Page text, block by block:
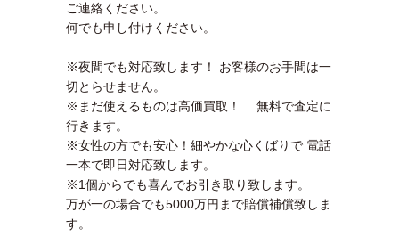
ご連絡ください。
何でも申し付けください。
※夜間でも対応致します！ お客様のお手間は一
切とらせません。
※まだ使えるものは高価買取！ 無料で査定に
行きます。
※女性の方でも安心！細やかな心くばりで 電話
一本で即日対応致します。
※1個からでも喜んでお引き取り致します。
万が一の場合でも5000万円まで賠償補償致しま
す。